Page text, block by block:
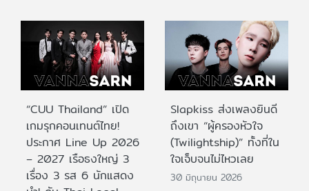
“CUU Thailand” เปิด
เกมรุกคอนเทนต์ไทย!
ประกาศ Line Up 2026
– 2027 เรือธงใหญ่ 3
เรื่อง 3 รส 6 นักแสดง
Slapkiss ส่งเพลงยินดี
ถึงเขา “ผู้ครองหัวใจ
(Twilightship)” ทั้งที่ใน
ใจเจ็บจนไม่ไหวเลย
30 มิถุนายน 2026